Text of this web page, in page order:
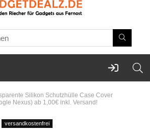
Silikon Schutzhülle Case Cover
Nexus) ab 1,00€ inkl. Versand!
versandkostenfrei